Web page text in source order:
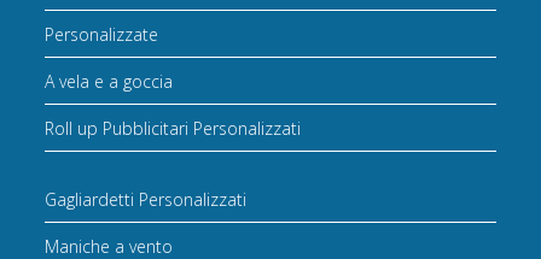
Personalizzate
A vela e a goccia
Roll up Pubblicitari Personalizzati
Gagliardetti Personalizzati
Maniche a vento